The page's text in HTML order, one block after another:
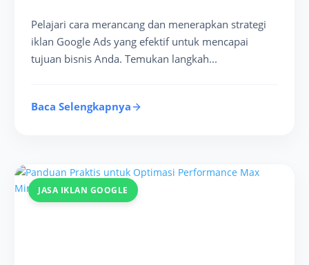
Pelajari cara merancang dan menerapkan strategi
iklan Google Ads yang efektif untuk mencapai
tujuan bisnis Anda. Temukan langkah...
Baca Selengkapnya
JASA IKLAN GOOGLE